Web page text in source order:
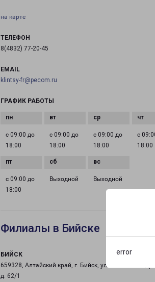
error
на карте
ТЕЛЕФОН
8(4832) 77-20-45
EMAIL
klintsy-fr@pecom.ru
ГРАФИК РАБОТЫ
с 09:00 до
18:00
с 09:00 до
18:00
с 09:00 до
18:00
с
18:00
с 09:00 до
18:00
Выходной Выходной
Филиалы в Бийске
БИЙСК
659328, Алтайский край, г. Бийск, ул. Василия
д. 62/1